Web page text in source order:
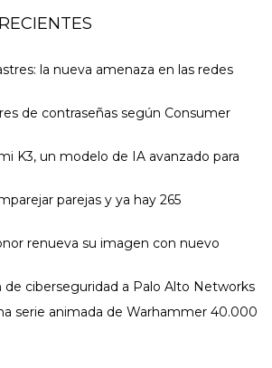
la nueva amenaza en las redes
de contraseñas según Consumer
K3, un modelo de IA avanzado para
parejas y ya hay 265
renueva su imagen con nuevo
de ciberseguridad a Palo Alto Networks
serie animada de Warhammer 40.000